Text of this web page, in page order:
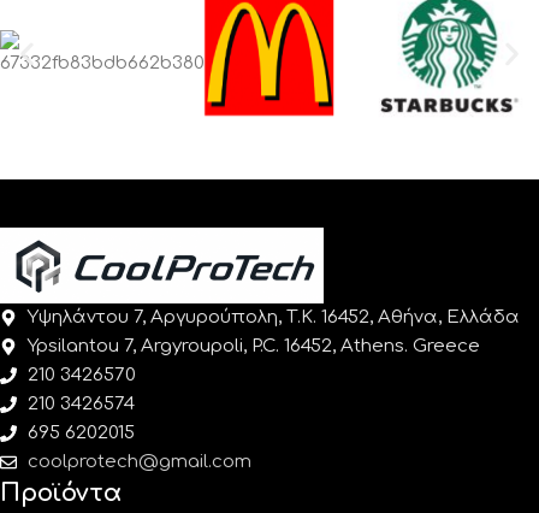
Υψηλάντου 7, Αργυρούπολη, Τ.Κ. 16452, Αθήνα, Ελλάδα
Ypsilantou 7, Argyroupoli, P.C. 16452, Athens. Greece
210 3426570
210 3426574
695 6202015
coolprotech@gmail.com
Προϊόντα